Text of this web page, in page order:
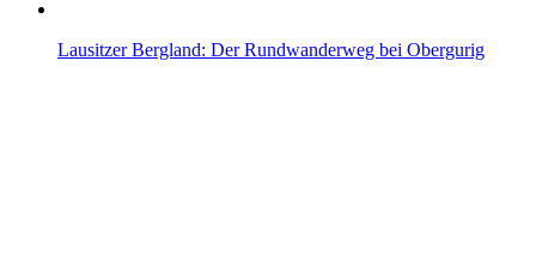
Lausitzer Bergland: Der Rundwanderweg bei Obergurig